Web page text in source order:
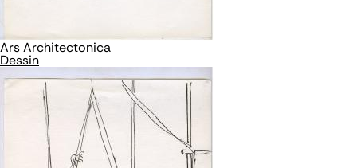
Ars Architectonica
Dessin